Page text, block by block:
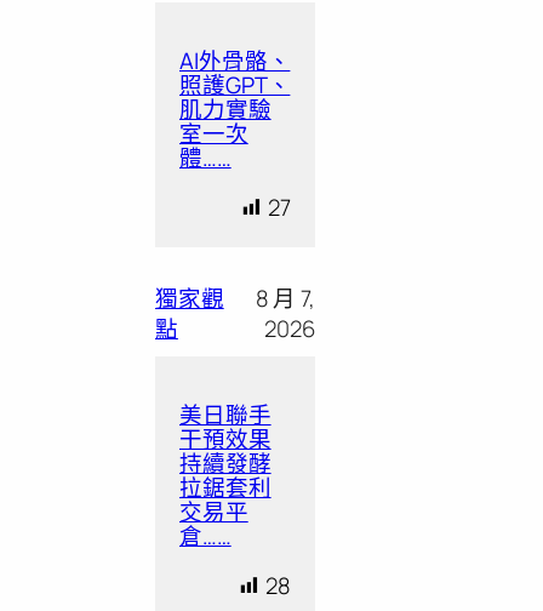
AI外骨骼、
照護GPT、
肌力實驗
室一次
體……
27
獨家觀
點
8 月 7,
2026
美日聯手
干預效果
持續發酵
拉鋸套利
交易平
倉……
28